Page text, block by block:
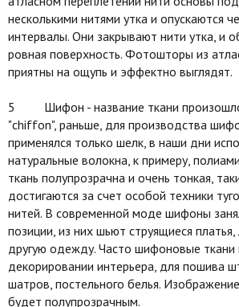
несколькими нитями утка и опускаются
интервалы. Они закрывают нити утка, и
ровная поверхность. Фотошторы из
приятны на ощупь и эффектно выглядят.
5 Шифон - название ткани произошло
"chiffon", раньше, для производства
применялся только шелк, в наши дни
натуральные волокна, к примеру,
ткань полупрозрачна и очень тонкая,
достигаются за счет особой техники
нитей. В современной моде шифоны
позиции, из них шьют струящиеся
другую одежду. Часто шифоновые ткани
декорировании интерьера, для пошива
шатров, постельного белья.
будет полупрозрачным.